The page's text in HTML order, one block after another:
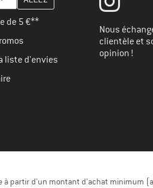
(45)
de 5 €**
liste d'envies
Nous
clientèle et
opinion !
à partir d'un montant d'achat minimum